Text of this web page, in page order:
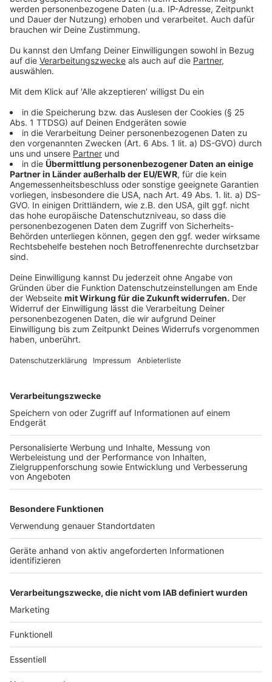
©(C) Pfizer / zecken.de
Anzeige
Facharzt empfiehlt eine FSME-Impfung
Anzeige
Wir haben deshalb einen Facharzt für Borreliose
kontaktiert. Borreliose ist eine dieser fiesen
Krankheiten, die ein Zeckenbiss verursachen kann.
Michael Schwalberklärt, dass aber vor allem FSME -
abgekürzt für Frühsommer-Meningoenzephalitis - eine
große Gefahr ist: "FSME kann schwere
Hirnhautschäden zur Folge haben, die zum Teil
irreperabel sind. Das könnten Sehbehinderungen,
Denkstörungen oder auch Lähmungen sein. Das ist
einer FSME-Impfung auseinanderzusetzen. "Gerade für
Kinder ist die FSME zu empfehlen, weil sie draußen viel
unterwegs sind. Hirnhautschäden sind meist schlecht
zu behandeln, Virenerkrankungen ohnehin.
Grundsätzlich ist die Impfung eine sinnvolle Sache.
Außer bei Personen, die Borreliose unerkannt haben,
Auch wenn FSME meist in Süddeutschland vorkommt,
gibt es für NRW mit Sicherheit keine Entwarnung. Man
wisse ja nicht, "wie viele Zecken wirklich Borrelien in
sich haben und diese an den Mensch weitergeben." Auf
Nummer sicher gehen, einen Arzt mal konsultieren und
generell eine FSME-Impfung wahrnehmen, so lautet
Weitere Infos erhaltet ihr über
Autoren: Robert Janz & Joachim Schultheis
Anzeige